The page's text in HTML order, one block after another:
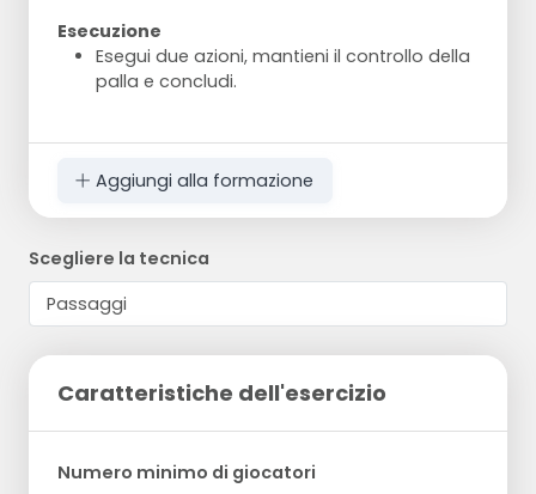
Esecuzione
Esegui due azioni, mantieni il controllo della
palla e concludi.
Aggiungi alla formazione
Scegliere la tecnica
Caratteristiche dell'esercizio
Numero minimo di giocatori